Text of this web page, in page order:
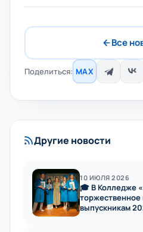
Все
Поделиться: MAX
Другие новости
10 ИЮЛЯ 2026
🎓 В Колледже
выпускникам